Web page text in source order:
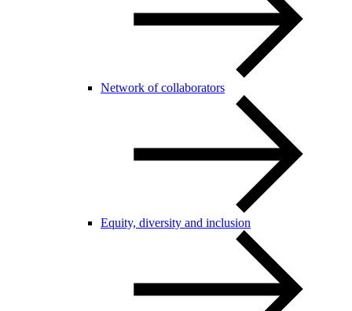
Network of collaborators
Equity, diversity and inclusion